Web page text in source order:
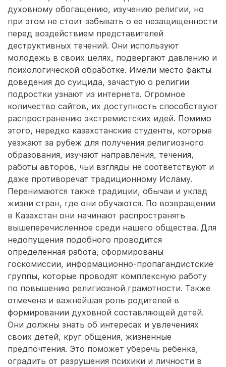
духовному обогащению, изучению религии, но
при этом не стоит забывать о ее незащищенности
перед воздействием представителей
деструктивных течений. Они используют
молодежь в своих целях, подвергают давлению и
психологической обработке. Имели место факты
доведения до суицида, зачастую о религии
подростки узнают из интернета. Огромное
количество сайтов, их доступность способствуют
распространению экстремистских идей. Помимо
этого, нередко казахстанские студенты, которые
уезжают за рубеж для получения религиозного
образования, изучают направления, течения,
работы авторов, чьи взгляды не соответствуют и
даже противоречат традиционному Исламу.
Перенимаются также традиции, обычаи и уклад
жизни стран, где они обучаются. По возвращении
в Казахстан они начинают распространять
вышеперечисленное среди нашего общества. Для
недопущения подобного проводится
определенная работа, сформированы
госкомиссии, информационно-пропагандистские
группы, которые проводят комплексную работу
по повышению религиозной грамотности. Также
отмечена и важнейшая роль родителей в
формировании духовной составляющей детей.
Они должны знать об интересах и увлечениях
своих детей, круг общения, жизненные
предпочтения. Это поможет уберечь ребенка,
оградить от разрушения психики и личности в